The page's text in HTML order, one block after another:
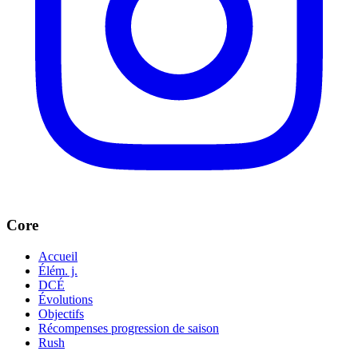
Core
Accueil
Élém. j.
DCÉ
Évolutions
Objectifs
Récompenses progression de saison
Rush